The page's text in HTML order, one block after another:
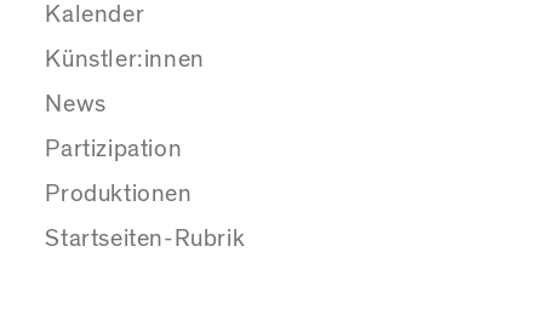
Kalender
Künstler:innen
News
Partizipation
Produktionen
Startseiten-Rubrik